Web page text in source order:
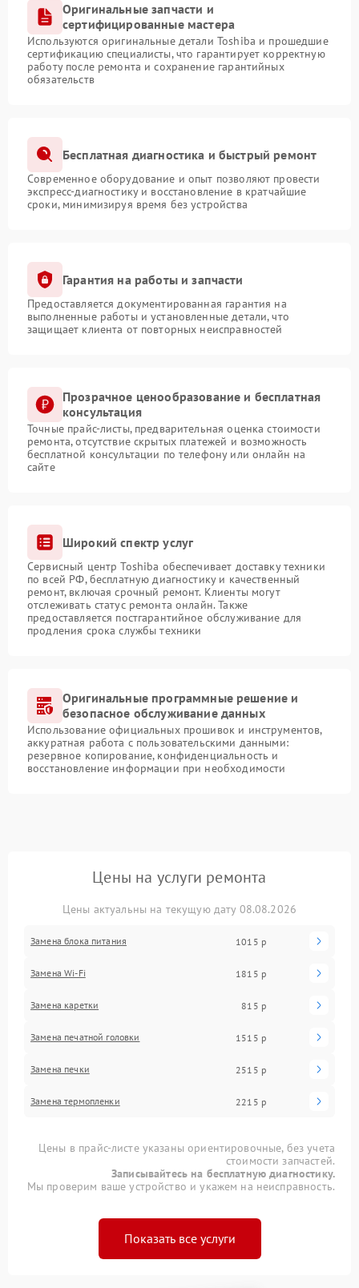
Оригинальные запчасти и
сертифицированные мастера
Используются оригинальные детали Toshiba и прошедшие
сертификацию специалисты, что гарантирует корректную
работу после ремонта и сохранение гарантийных
обязательств
Бесплатная диагностика и быстрый ремонт
Современное оборудование и опыт позволяют провести
экспресс-диагностику и восстановление в кратчайшие
сроки, минимизируя время без устройства
Гарантия на работы и запчасти
Предоставляется документированная гарантия на
выполненные работы и установленные детали, что
защищает клиента от повторных неисправностей
Прозрачное ценообразование и бесплатная
консультация
Точные прайс-листы, предварительная оценка стоимости
ремонта, отсутствие скрытых платежей и возможность
бесплатной консультации по телефону или онлайн на
сайте
Широкий спектр услуг
Сервисный центр Toshiba обеспечивает доставку техники
по всей РФ, бесплатную диагностику и качественный
ремонт, включая срочный ремонт. Клиенты могут
отслеживать статус ремонта онлайн. Также
предоставляется постгарантийное обслуживание для
продления срока службы техники
Оригинальные программные решение и
безопасное обслуживание данных
Использование официальных прошивок и инструментов,
аккуратная работа с пользовательскими данными:
резервное копирование, конфиденциальность и
восстановление информации при необходимости
Цены на услуги ремонта
Цены актуальны на текущую дату 08.08.2026
Замена блока питания 1015 р
Замена Wi-Fi 1815 р
Замена каретки 815 р
Замена печатной головки 1515 р
Замена печки 2515 р
Замена термопленки 2215 р
Цены в прайс-листе указаны ориентировочные, без учета
стоимости запчастей.
Записывайтесь на бесплатную диагностику.
Мы проверим ваше устройство и укажем на неисправность.
Показать все услуги